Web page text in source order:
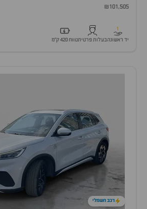
₪101,505
1
יד ראשונהבעלות פרטיתטווח 420 ק״מ
רכב חשמלי